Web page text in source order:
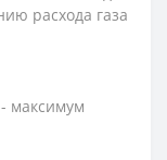
расхода газа
максимум